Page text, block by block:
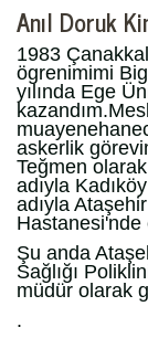
Anıl Doruk
1983
ögrenimimi
yılında Ege
askerlik
Teğmen
adıyla
adıyla
Hastanesi'nde
Şu anda
Sağlığı
müdür olarak
.